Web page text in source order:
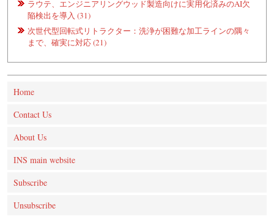
ラウテ、エンジニアリングウッド製造向けに実用化済みのAI欠
陥検出を導入 (31)
次世代型回転式リトラクター：洗浄が困難な加工ラインの隅々
まで、確実に対応 (21)
Home
Contact Us
About Us
INS main website
Subscribe
Unsubscribe